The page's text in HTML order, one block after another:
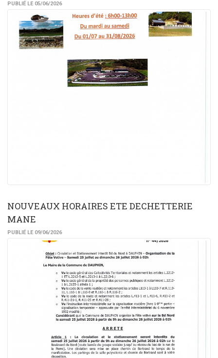
PUBLIÉ LE 05/06/2026
NOUVEAUX HORAIRES ETE DECHETTERIE
MANE
PUBLIÉ LE 09/06/2026